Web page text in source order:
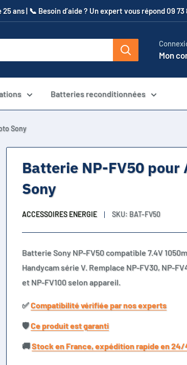
ans | 📞​ Besoin d’aide ? Un expert vous répond 09 73
Mon
Batteries reconditionnées
Sony
Batterie NP-FV50 pour
Sony
ACCESSOIRES ENERGIE SKU: BAT-FV50
Batterie Sony NP-FV50 compatible 7.4V
Handycam série V. Remplace NP-FV30, NP-
et NP-FV100 selon appareil.
✅​Compatibilité vérifiée par nos experts
🛡️​Ce produit est garanti
🚚​Stock en France, expédition rapide en